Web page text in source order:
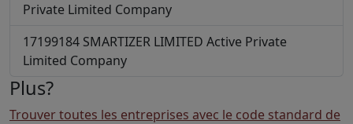
Private Limited Company
17199184 SMARTIZER LIMITED Active Private
Limited Company
Plus?
Trouver toutes les entreprises avec le code standard de